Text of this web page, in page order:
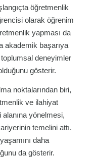
öğretmenlik
olarak öğrenim
yapması da
akademik başarıya
toplumsal deneyimler
gösterir.
noktalarından biri,
ve ilahiyat
alanına yönelmesi,
temelini attı.
daha
da gösterir.